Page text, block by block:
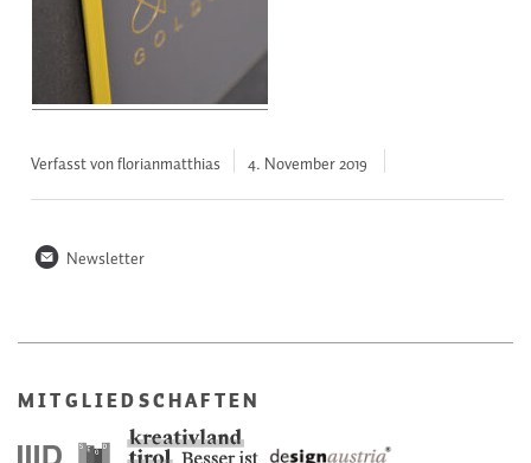
Verfasst von florianmatthias 4. November2019
n Newsletter
MITGLIEDSCHAFTEN